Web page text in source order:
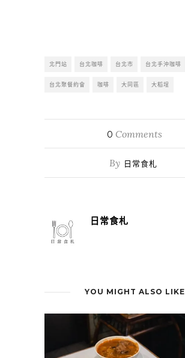
北門站 台北咖啡 台北市 台北手沖咖啡
台北聚餐約會 咖啡 大同區 大稻埕
0 Comments
By 日常食札
日常食札
YOU MIGHT ALSO LIKE